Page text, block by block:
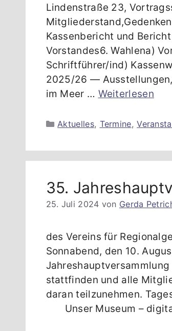
Lindenstraße 23,
Kassenbericht und
Vorstandes6. Wahlena)
Schriftführer/ind)
2025/26 —
im Meer … Weiterlesen
Kategorien
Aktuelles, Termine,
35.
25. Juli 2024 von Gerda
des Vereins für
Sonnabend, den 10.
stattfinden und alle
daran teilzunehmen.
Unser Museum –